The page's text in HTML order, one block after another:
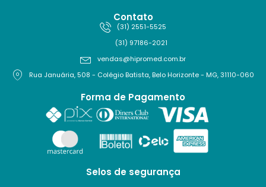
Contato
(31) 2551-5525
(31) 97186-2021
vendas@hipromed.com.br
Rua Januária, 508 - Colégio Batista, Belo Horizonte - MG, 31110-060
Forma de Pagamento
Selos de segurança